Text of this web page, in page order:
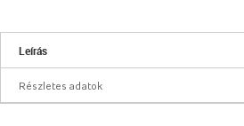
Leírás
Részletes adatok